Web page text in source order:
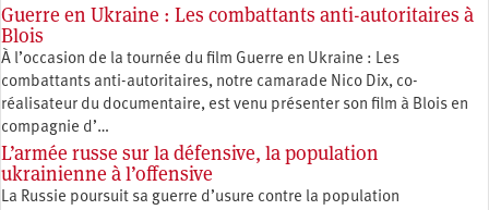
Guerre en Ukraine : Les combattants anti-autoritaires à
Blois
À l’occasion de la tournée du film Guerre en Ukraine : Les
combattants anti-autoritaires, notre camarade Nico Dix, co-
réalisateur du documentaire, est venu présenter son film à Blois en
compagnie d’…
L’armée russe sur la défensive, la population
ukrainienne à l’offensive
La Russie poursuit sa guerre d’usure contre la population